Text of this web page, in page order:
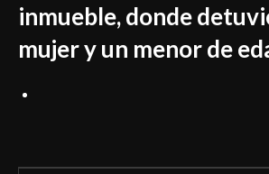
inmueble, donde
mujer y un menor de